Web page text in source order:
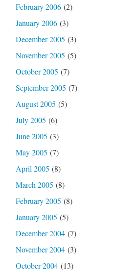
February 2006(2)
January 2006(3)
December 2005 (3)
November 2005 (5)
October 2005 (7)
September 2005 (7)
August 2005 (5)
July 2005 (6)
June 2005 (3)
May 2005 (7)
April 2005 (8)
March 2005 (8)
February 2005 (8)
January 2005 (5)
December 2004(7)
November 2004(3)
October 2004(13)